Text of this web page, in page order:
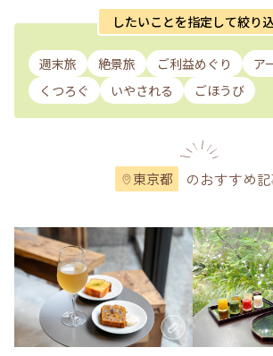
したいことを指定して絞り
週末旅 絶景旅 ご利益めぐり
ア
くつろぐ
いやされる ごほうび
東京都 のおすすめ